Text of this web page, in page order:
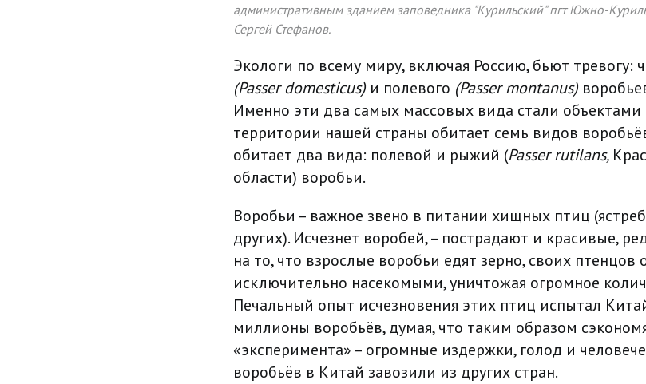
административным зданием заповедника "Курильский" пгт Южно-
Сергей Стефанов.
Экологи по всему миру, включая Россию, бьют тревогу:
(Passer domesticus) и полевого (Passer montanus)
Именно эти два самых массовых вида стали объектами
территории нашей страны обитает семь видов
обитает два вида: полевой и рыжий (Passer rutilans,
области) воробьи.
Воробьи – важное звено в питании хищных птиц
других). Исчезнет воробей, – пострадают и красивые,
на то, что взрослые воробьи едят зерно, своих
исключительно насекомыми, уничтожая огромное
Печальный опыт исчезновения этих птиц испытал
миллионы воробьёв, думая, что таким образом
«эксперимента» – огромные издержки, голод и
воробьёв в Китай завозили из других стран.